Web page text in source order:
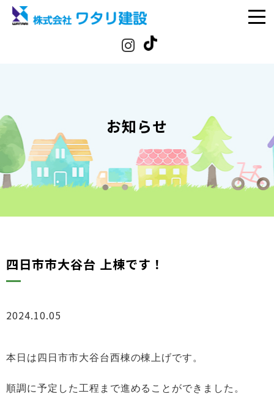
お知らせ
四日市市大谷台 上棟です！
2024.10.05
本日は四日市市大谷台西棟の棟上げです。
順調に予定した工程まで進めることができました。